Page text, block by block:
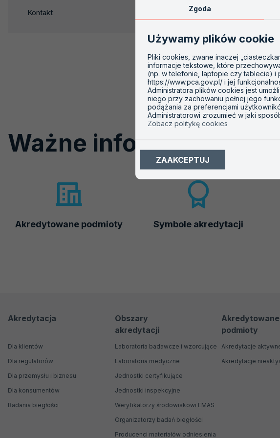
Kontakt
FA-83 wyd. 8 z 2025-09-26
Samoocena właściciela programu
FA-161 wyd. 3 z 2025-09-26
Ewaluacja programu oceny
Ważne informacje
Akredytowane podmioty Symbole akredytacji
Menu
Menu
Akredytacja
Dla klientów
Dla regulatorów
Dla przemysłu i biznesu
Dla konsumentów
Badania biegłości
Obszary
akredytacji
Laboratoria badawcze i wzorcujące
Laboratoria medyczne
Jednostki certyfikujące
Jednostki inspekcyjne
Weryfikatorzy środowiskowi EMAS
Organizatorzy badań biegłości
Producenci materiałów odniesienia
Akredytowane
podmioty
Akredytacje
Akredytacje
Zgoda
Używamy plików cookie
Pliki cookies, zwane inaczej
informacje tekstowe, które
(np. w telefonie, laptopie czy tablecie)
https://www.pca.gov.pl/ i jej
Administratora plików cookies jest
niego przy zachowaniu pełnej jego
podążania za preferencjami
Administratorowi zrozumieć w jaki
Zobacz politykę cookies
ZAAKCEPTUJ